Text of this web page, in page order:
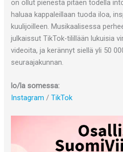
on ollut pienestä pitäen todella
haluaa kappaleillaan tuoda iloa,
kuulijoilleen. Musikaalisessa
julkaissut TikTok-tilillään lukuisia
videoita, ja kerännyt siellä yli 50
seuraajakunnan.
lo/la somessa:
Instagram/ TikTok